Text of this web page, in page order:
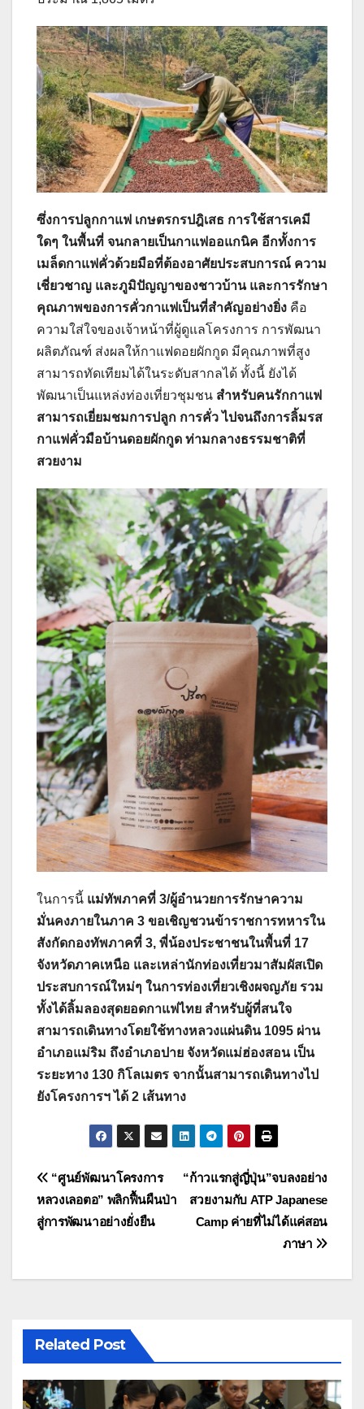
ซึ่งการปลูกกาแฟ เกษตรกรปฎิเสธ การใช้สารเคมี
ใดๆ ในพื้นที่ จนกลายเป็นกาแฟออแกนิค อีกทั้งการ
เมล็ดกาแฟคั่วด้วยมือที่ต้องอาศัยประสบการณ์ ความ
เชี่ยวชาญ และภูมิปัญญาของชาวบ้าน และการรักษา
คุณภาพของการคั่วกาแฟเป็นที่สำคัญอย่างยิ่ง คือ
ความใส่ใจของเจ้าหน้าที่ผู้ดูแลโครงการ การพัฒนา
ผลิตภัณฑ์ ส่งผลให้กาแฟดอยผักกูด มีคุณภาพที่สูง
สามารถทัดเทียมได้ในระดับสากลได้ ทั้งนี้ ยังได้
พัฒนาเป็นแหล่งท่องเที่ยวชุมชน สำหรับคนรักกาแฟ
สามารถเยี่ยมชมการปลูก การคั่ว ไปจนถึงการลิ้มรส
กาแฟคั่วมือบ้านดอยผักกูด ท่ามกลางธรรมชาติที่
สวยงาม
ในการนี้ แม่ทัพภาคที่ 3/ผู้อำนวยการรักษาความ
มั่นคงภายในภาค 3 ขอเชิญชวนข้าราชการทหารใน
สังกัดกองทัพภาคที่ 3, พี่น้องประชาชนในพื้นที่ 17
จังหวัดภาคเหนือ และเหล่านักท่องเที่ยวมาสัมผัสเปิด
ประสบการณ์ใหม่ๆ ในการท่องเที่ยวเชิงผจญภัย รวม
ทั้งได้ลิ้มลองสุดยอดกาแฟไทย สำหรับผู้ที่สนใจ
สามารถเดินทางโดยใช้ทางหลวงแผ่นดิน 1095 ผ่าน
อำเภอแม่ริม ถึงอำเภอปาย จังหวัดแม่ฮ่องสอน เป็น
ระยะทาง 130 กิโลเมตร จากนั้นสามารถเดินทางไป
ยังโครงการฯ ได้ 2 เส้นทาง
แนะแนว
เรื่อง
“ก้าวแรกสู่ญี่ปุ่น”จบลงอย่าง
สวยงามกับ ATP Japanese
Camp ค่ายที่ไม่ได้แค่สอน
ภาษา
“ศูนย์พัฒนาโครงการ
หลวงเลอตอ” พลิกฟื้นผืนป่า
สู่การพัฒนาอย่างยั่งยืน
Related Post